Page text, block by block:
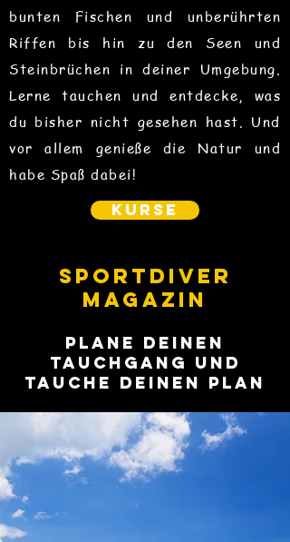
bunten Fischen und unberührten
Riffen bis hin zu den Seen und
Steinbrüchen in deiner Umgebung.
Lerne tauchen und entdecke, was
du bisher nicht gesehen hast. Und
vor allem genieße die Natur und
habe Spaß dabei!
KURSE
SPORTDIVER
MAGAZIN
PLANE DEINEN
TAUCHGANG UND
TAUCHE DEINEN PLAN